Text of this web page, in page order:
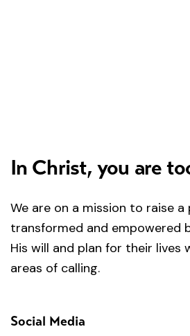
In Christ, you are
We are on a mission to raise a
transformed and empowered
His will and plan for their
areas of calling.
Social Media